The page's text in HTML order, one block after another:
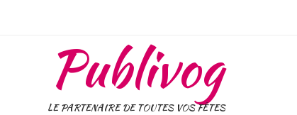
Publivog
LE PARTENAIRE DE TOUTES VOS FÊTES